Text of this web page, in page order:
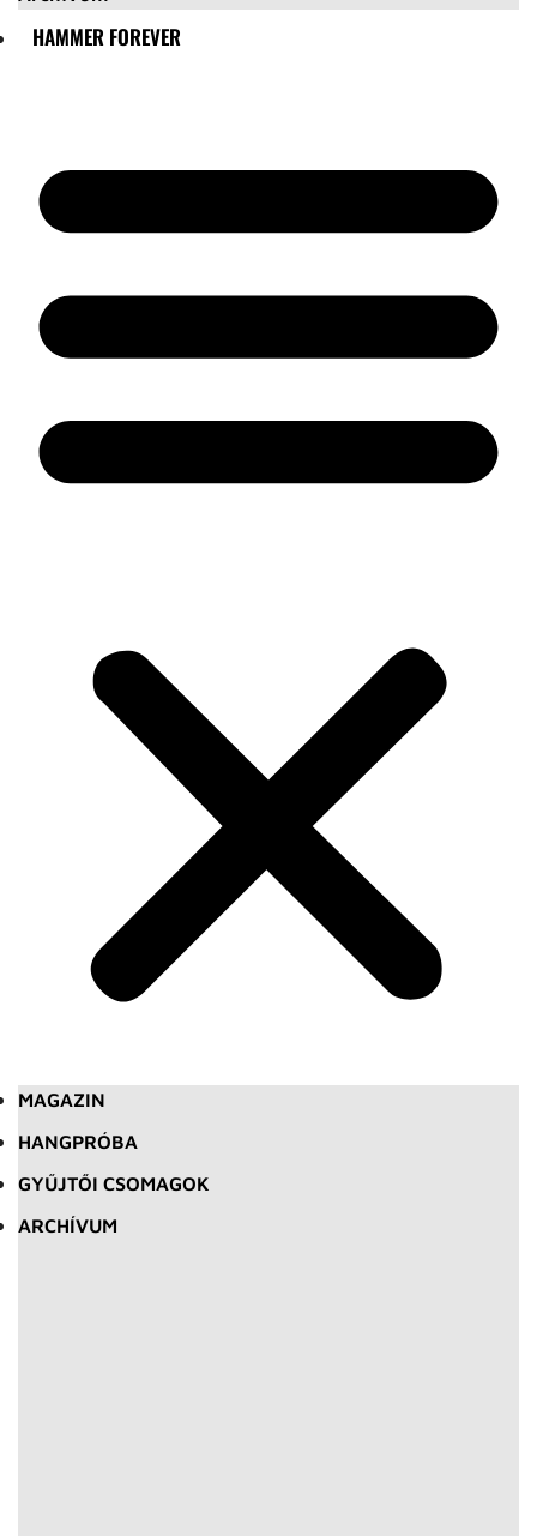
HAMMER FOREVER
MAGAZIN
HANGPRÓBA
GYŰJTŐI CSOMAGOK
ARCHÍVUM